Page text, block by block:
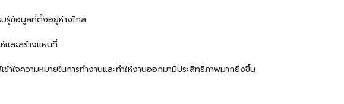
บรู้ข้อมูลที่ตั้งอยู่ห่างไกล
และสร้างแผนที่
จความหมายในการทำงานและทำให้งานออกมามีประสิทธิภาพมากยิ่งขึ้น